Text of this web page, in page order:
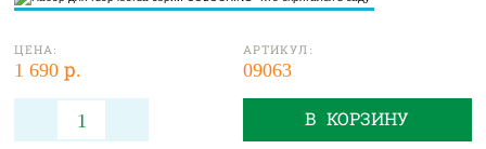
ЦЕНА:
1 690 р.
АРТИКУЛ:
09063
В КОРЗИНУ